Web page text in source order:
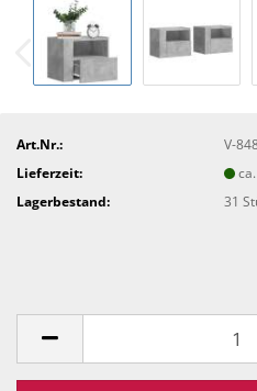
Art.Nr.:
V-
Lieferzeit:
Lagerbestand:
31